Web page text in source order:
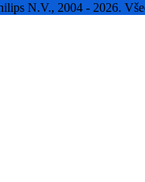
N.V., 2004 - 2026.